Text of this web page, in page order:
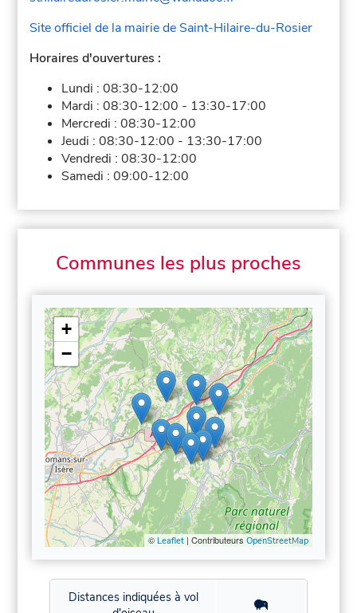
Site officiel de la mairie de Saint-Hilaire-du-Rosier
Horaires d'ouvertures :
Lundi :08:30-12:00
Mardi :08:30-12:00 - 13:30-17:00
Mercredi :08:30-12:00
Jeudi :08:30-12:00 - 13:30-17:00
Vendredi :08:30-12:00
Samedi :09:00-12:00
Communes les plus proches
+
−
© Leaflet| Contributeurs OpenStreetMap
Distances indiquées à vol